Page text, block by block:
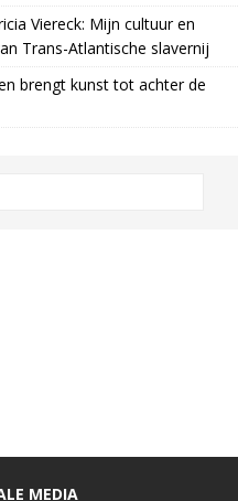
Viereck: Mijn cultuur en
Trans-Atlantische slavernij
brengt kunst tot achter de
MEDIA